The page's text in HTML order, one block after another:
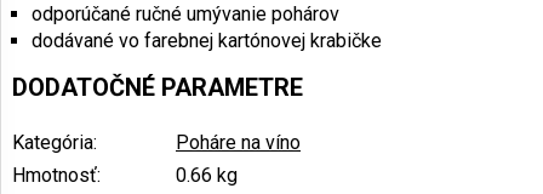
odporúčané ručné umývanie pohárov
dodávané vo farebnej kartónovej krabičke
DODATOČNÉ PARAMETRE
Kategória:
Poháre na víno
Hmotnosť:
0.66 kg